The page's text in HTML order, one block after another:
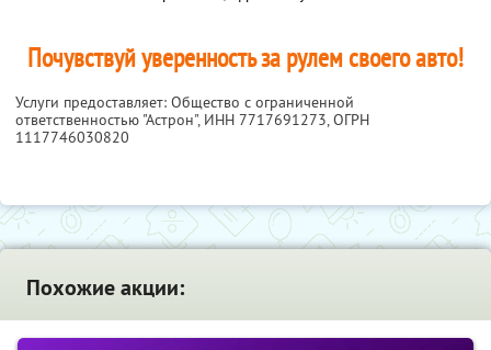
Почувствуй уверенность за рулем своего авто!
Услуги предоставляет: Общество с ограниченной
ответственностью "Астрон", ИНН 7717691273, ОГРН
1117746030820
Похожие акции: